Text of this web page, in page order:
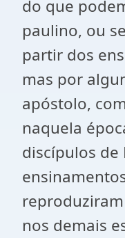
do que
paulino, ou
partir dos
mas por
apóstolo,
naquela
discípulos de
nos demais